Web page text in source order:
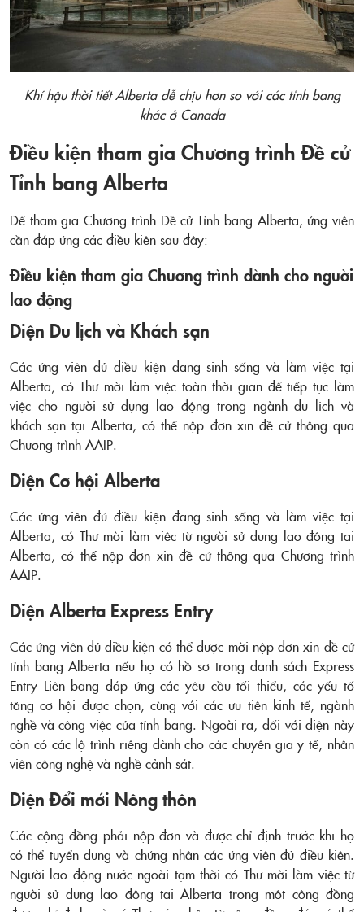
Khí hậu thời tiết Alberta dễ chịu hơn so với các tỉnh bang
khác ở Canada
Điều kiện tham gia Chương trình Đề cử
Tỉnh bang Alberta
Để tham gia Chương trình Đề cử Tỉnh bang Alberta, ứng viên
cần đáp ứng các điều kiện sau đây:
Điều kiện tham gia Chương trình dành cho người
lao động
Diện Du lịch và Khách sạn
Các ứng viên đủ điều kiện đang sinh sống và làm việc tại
Alberta, có Thư mời làm việc toàn thời gian để tiếp tục làm
việc cho người sử dụng lao động trong ngành du lịch và
khách sạn tại Alberta, có thể nộp đơn xin đề cử thông qua
Chương trình AAIP.
Diện Cơ hội Alberta
Các ứng viên đủ điều kiện đang sinh sống và làm việc tại
Alberta, có Thư mời làm việc từ người sử dụng lao động tại
Alberta, có thể nộp đơn xin đề cử thông qua Chương trình
AAIP.
Diện Alberta Express Entry
Các ứng viên đủ điều kiện có thể được mời nộp đơn xin đề cử
tỉnh bang Alberta nếu họ có hồ sơ trong danh sách Express
Entry Liên bang đáp ứng các yêu cầu tối thiểu, các yếu tố
tăng cơ hội được chọn, cùng với các ưu tiên kinh tế, ngành
nghề và công việc của tỉnh bang. Ngoài ra, đối với diện này
còn có các lộ trình riêng dành cho các chuyên gia y tế, nhân
viên công nghệ và nghề cảnh sát.
Diện Đổi mới Nông thôn
Các cộng đồng phải nộp đơn và được chỉ định trước khi họ
có thể tuyển dụng và chứng nhận các ứng viên đủ điều kiện.
Người lao động nước ngoài tạm thời có Thư mời làm việc từ
người sử dụng lao động tại Alberta trong một cộng đồng